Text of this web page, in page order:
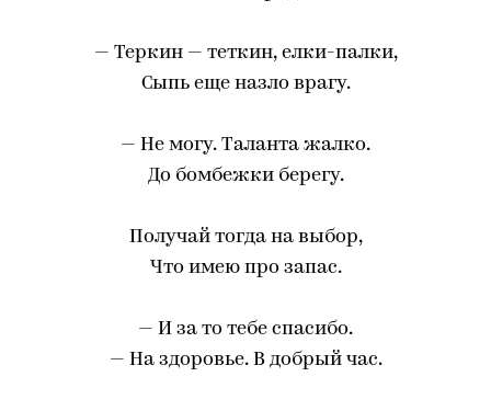
— Теркин — теткин, елки-палки,
Сыпь еще назло врагу.
— Не могу. Таланта жалко.
До бомбежки берегу.
Получай тогда на выбор,
Что имею про запас.
— И за то тебе спасибо.
— На здоровье. В добрый час.